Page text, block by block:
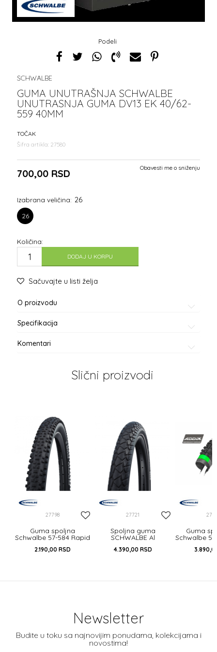
Podeli
SCHWALBE
GUMA UNUTRAŠNJA SCHWALBE
UNUTRASNJA GUMA DV13 EK 40/62-
559 40MM
TOČAK
Šifra artikla: 27580
700,00 RSD Obavesti me o sniženju
Izabrana veličina: 26
26
Količina:
DODAJ U KORPU
Sačuvajte u listi želja
O proizvodu
Specifikacija
Komentari
Slični proizvodi
27798
Guma spoljna
Schwalbe 57-584 Rapid
2.190,00 RSD
27721
Spoljna guma
SCHWALBE Al
4.390,00 RSD
Guma
Schwalbe
Newsletter
Budite u toku sa najnovijim ponudama, kolekcijama i
novostima!